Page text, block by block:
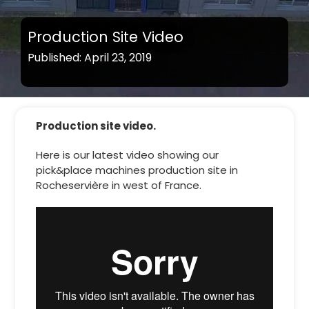
Production Site Video
Published: April 23, 2019
Production site video.
Here is our latest video showing our
pick&place machines production site in
Rocheservière in west of France.